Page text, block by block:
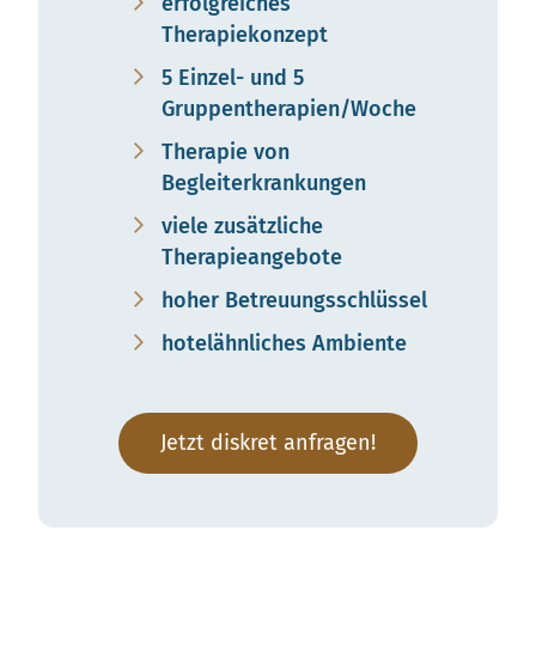
Therapiekonzept
5 Einzel- und 5
Gruppentherapien/Woche
Therapie von
Begleiterkrankungen
viele zusätzliche
Therapieangebote
hoher Betreuungsschlüssel
hotelähnliches Ambiente
Jetzt diskret anfragen!